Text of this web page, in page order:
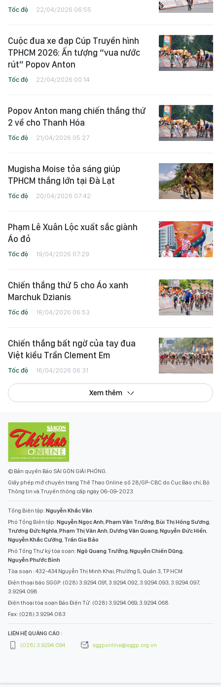
Tốc độ 22/04/2026 06:55
Cuộc đua xe đạp Cúp Truyền hình
TPHCM 2026: Ấn tượng “vua nước
rút” Popov Anton
Tốc độ 22/04/2026 00:14
Popov Anton mang chiến thắng thứ
2 về cho Thanh Hóa
Tốc độ 21/04/2026 05:27
Mugisha Moise tỏa sáng giúp
TPHCM thắng lớn tại Đà Lạt
Tốc độ 20/04/2026 07:42
Phạm Lê Xuân Lộc xuất sắc giành
Áo đỏ
Tốc độ 19/04/2026 07:29
Chiến thắng thứ 5 cho Áo xanh
Marchuk Dzianis
Tốc độ 18/04/2026 06:53
Chiến thắng bất ngờ của tay đua
Việt kiều Trần Clement Em
Tốc độ 16/04/2026 06:31
Xem thêm
© Bản quyền Báo SÀI GÒN GIẢI PHÓNG.
Giấy phép mở chuyên trang Thể Thao Online số 28/GP-CBC do Cục Báo chí, Bộ
Thông tin và Truyền thông cấp ngày 06-09-2023.
Tổng Biên tập: Nguyễn Khắc Văn
Phó Tổng Biên tập: Nguyễn Ngọc Anh Phạm Văn Trường Bùi Thị Hồng Sương
Trương Đức Nghĩa Phạm Thị Vân Anh Dương Văn Quang Nguyễn Đức Hiển
Nguyễn Khắc Cường Trần Gia Bảo
Phó Tổng Thư ký tòa soạn: Ngô Quang Trưởng Nguyễn Chiến Dũng
Nguyễn Phước Bình
Tòa soạn : 432-434 Nguyễn Thị Minh Khai, Phường 5, Quận 3, TP.HCM
Điện thoại báo SGGP: (028) 3.9294.091, 3.9294.092, 3.9294.093, 3.9294.097,
3.9294.098
Điện thoại tòa soạn Báo Điện Tử: (028) 3.9294.069, 3.9294.068
Fax: (028) 3.9294.083
LIÊN HỆ QUẢNG CÁO :
(028) 3.9294.094
sggponline@sggp.org.vn